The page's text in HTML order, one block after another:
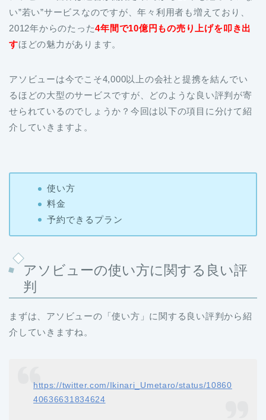
い”若い”サービスなのですが、年々利用者も増えており、
2012年からのたった4年間で10億円もの売り上げを叩き出
すほどの魅力があります。
アソビューは今でこそ4,000以上の会社と提携を結んでい
るほどの大型のサービスですが、どのような良い評判が寄
せられているのでしょうか？今回は以下の項目に分けて紹
介していきますよ。
使い方
料金
予約できるプラン
アソビューの使い方に関する良い評
判
まずは、アソビューの「使い方」に関する良い評判から紹
介していきますね。
https://twitter.com/Ikinari_Umetaro/status/10860
40636631834624